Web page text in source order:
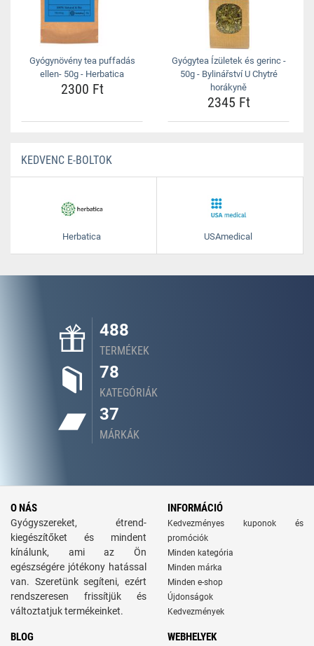
Gyógynövény tea puffadás
ellen- 50g - Herbatica
2300 Ft
Gyógytea Ízületek és gerinc -
50g - Bylinářství U Chytré
horákyně
2345 Ft
KEDVENC E-BOLTOK
Herbatica USAmedical
488
TERMÉKEK
78
KATEGÓRIÁK
37
MÁRKÁK
O NÁS
Gyógyszereket, étrend-
kiegészítőket és mindent
kínálunk, ami az Ön
egészségére jótékony hatással
van. Szeretünk segíteni, ezért
rendszeresen frissítjük és
változtatjuk termékeinket.
INFORMÁCIÓ
Kedvezményes kuponok és
promóciók
Minden kategória
Minden márka
Minden e-shop
Újdonságok
Kedvezmények
BLOG WEBHELYEK